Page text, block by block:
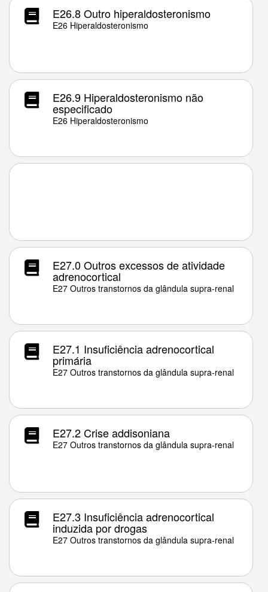
E26.8 Outro hiperaldosteronismo
E26 Hiperaldosteronismo
E26.9 Hiperaldosteronismo não
especificado
E26 Hiperaldosteronismo
E27.0 Outros excessos de atividade
adrenocortical
E27 Outros transtornos da glândula supra-renal
E27.1 Insuficiência adrenocortical
primária
E27 Outros transtornos da glândula supra-renal
E27.2 Crise addisoniana
E27 Outros transtornos da glândula supra-renal
E27.3 Insuficiência adrenocortical
induzida por drogas
E27 Outros transtornos da glândula supra-renal